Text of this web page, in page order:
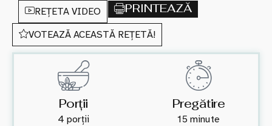
REȚETA VIDEO PRINTEAZĂ
VOTEAZĂ ACEASTĂ REȚETĂ!
Porții
4 porții
Pregătire
15 minute